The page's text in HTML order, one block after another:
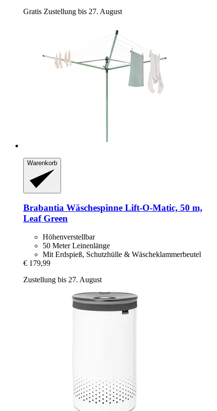
Gratis Zustellung bis 27. August
Warenkorb
Brabantia Wäschespinne Lift-​O-​Matic, 50 m,
Leaf Green
Höhenverstellbar
50 Meter Leinenlänge
Mit Erdspieß, Schutzhülle & Wäscheklammerbeutel
€ 179,99
Zustellung bis 27. August